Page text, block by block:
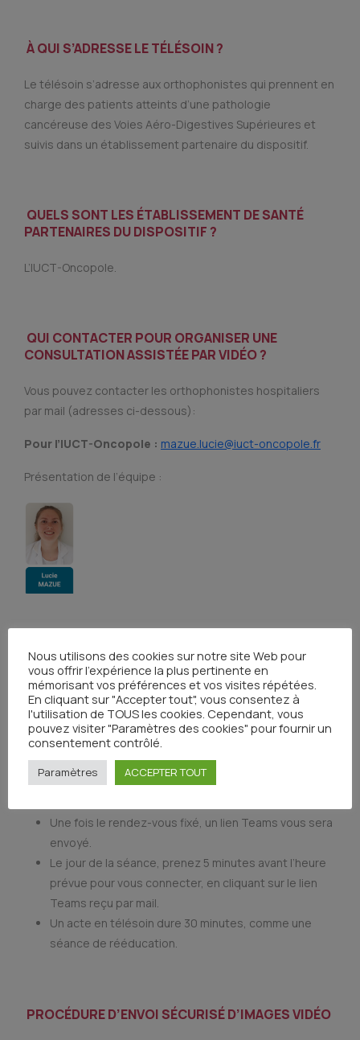
À QUI S’ADRESSE LE TÉLÉSOIN ?
Le télésoin s’adresse aux orthophonistes qui prennent en
charge des patients atteints d’une pathologie
cancéreuse des Voies Aéro-Digestives Supérieures et
suivis dans un établissement partenaire du dispositif.
QUELS SONT LES ÉTABLISSEMENT DE SANTÉ
PARTENAIRES DU DISPOSITIF ?
L’IUCT-Oncopole.
QUI CONTACTER POUR ORGANISER UNE
CONSULTATION ASSISTÉE PAR VIDÉO ?
Vous pouvez contacter les orthophonistes hospitaliers
par mail (adresses ci-dessous):
Pour l’IUCT-Oncopole : mazue.lucie@iuct-oncopole.fr
Présentation de l’équipe :
La séance est facturée au tarif habituel par
l’orthophoniste libéral.
Préciser le nom et prénom du patient (ou numéro de
dossier).
Indiquez le motif de votre demande de consultation
(point technique…).
L’orthophoniste hospitalier qui reçoit habituellement
Une fois le rendez-vous fixé, un lien Teams vous sera
envoyé.
Le jour de la séance, prenez 5 minutes avant l’heure
prévue pour vous connecter, en cliquant sur le lien
Teams reçu par mail.
Un acte en télésoin dure 30 minutes, comme une
séance de rééducation.
PROCÉDURE D’ENVOI SÉCURISÉ D’IMAGES VIDÉO
Nous utilisons des cookies sur notre site Web pour
vous offrir l'expérience la plus pertinente en
mémorisant vos préférences et vos visites répétées.
En cliquant sur "Accepter tout", vous consentez à
l'utilisation de TOUS les cookies. Cependant, vous
pouvez visiter "Paramètres des cookies" pour fournir un
consentement contrôlé.
Paramètres ACCEPTER TOUT